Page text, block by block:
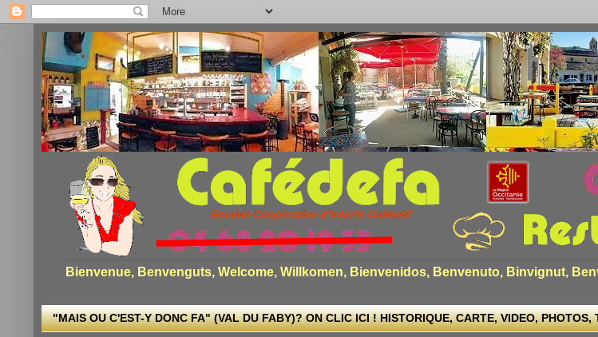
Bienvenue, Benvenguts, Welcome, Willkomen, Bienvenidos, Benvenuto, Binvignut,
"MAIS OU C'EST-Y DONC FA" (VAL DU FABY)? ON CLIC ICI ! HISTORIQUE, CARTE, VIDEO,